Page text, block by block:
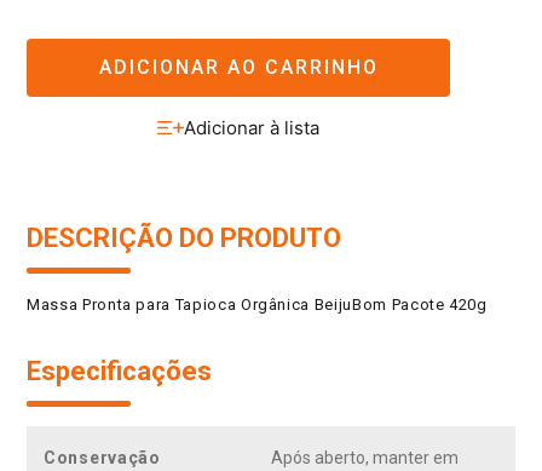
ADICIONAR AO CARRINHO
DESCRIÇÃO DO PRODUTO
Massa Pronta para Tapioca Orgânica BeijuBom Pacote 420g
Especificações
Conservação
Após aberto, manter em